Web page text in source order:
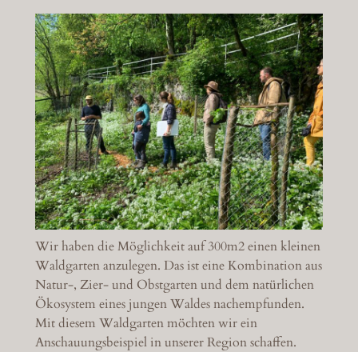
Wir haben die Möglichkeit auf 300m2 einen kleinen
Waldgarten anzulegen. Das ist eine Kombination aus
Natur-, Zier- und Obstgarten und dem natürlichen
Ökosystem eines jungen Waldes nachempfunden.
Mit diesem Waldgarten möchten wir ein
Anschauungsbeispiel in unserer Region schaffen.